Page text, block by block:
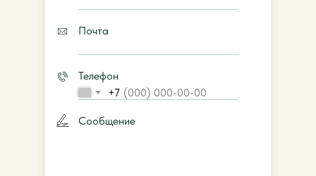
Почта
Телефон
+7
Сообщение